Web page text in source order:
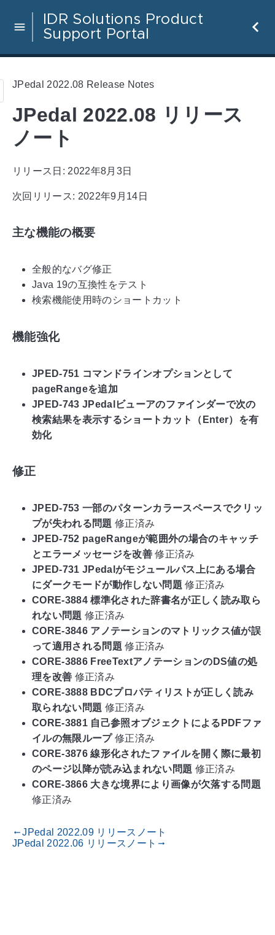
IDR Solutions Product
Support Portal
JPedal 2022.08 Release Notes
JPedal 2022.08 リリース
ノート
リリース日: 2022年8月3日
次回リリース: 2022年9月14日
主な機能の概要
全般的なバグ修正
Java 19の互換性をテスト
検索機能使用時のショートカット
機能強化
JPED-751 コマンドラインオプションとして
pageRangeを追加
JPED-743 JPedalビューアのファインダーで次の
検索結果を表示するショートカット（Enter）を有
効化
修正
JPED-753 一部のパターンカラースペースでクリッ
プが失われる問題 修正済み
JPED-752 pageRangeが範囲外の場合のキャッチ
とエラーメッセージを改善修正済み
JPED-731 JPedalがモジュールパス上にある場合
にダークモードが動作しない問題 修正済み
CORE-3884 標準化された辞書名が正しく読み取ら
れない問題 修正済み
CORE-3846 アノテーションのマトリックス値が誤
って適用される問題 修正済み
CORE-3886 FreeTextアノテーションのDS値の処
理を改善 修正済み
CORE-3888 BDCプロパティリストが正しく読み
取られない問題 修正済み
CORE-3881 自己参照オブジェクトによるPDFファ
イルの無限ループ修正済み
CORE-3876 線形化されたファイルを開く際に最初
のページ以降が読み込まれない問題 修正済み
CORE-3866 大きな境界により画像が欠落する問題
修正済み
gdoc_arrow_left_altJPedal 2022.09 リリースノート
JPedal 2022.06 リリースノート gdoc_arrow_right_alt